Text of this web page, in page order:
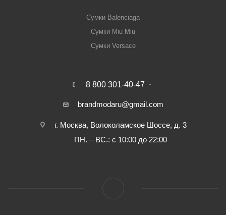
Сумки Balenciaga
Сумки Miu Miu
Сумки Versace
8 800 301-40-47
brandmodaru@gmail.com
г. Москва, Волоколамское Шоссе, д. 3
ПН. – ВС.: с 10:00 до 22:00